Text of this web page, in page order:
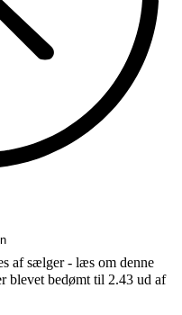
af sælger - læs om denne
blevet bedømt til 2.43 ud af